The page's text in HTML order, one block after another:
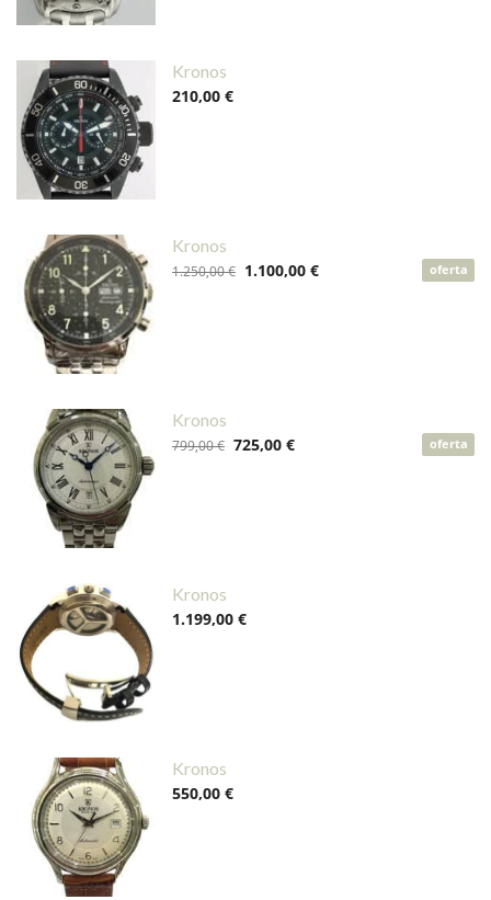
Kronos
210,00 €
Kronos
1.250,00 € 1.100,00 € oferta
Kronos
799,00 € 725,00 € oferta
Kronos
1.199,00 €
Kronos
550,00 €